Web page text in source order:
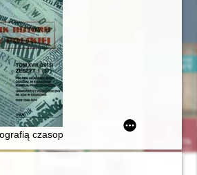
Natalia Jackowska] ; Instytut Zachodni
czasopiśmiennictwa mariawickiego z